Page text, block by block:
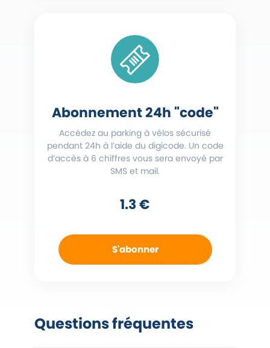
Abonnement 24h "code"
Accédez au parking à vélos sécurisé
pendant 24h à l’aide du digicode. Un code
d’accès à 6 chiffres vous sera envoyé par
SMS et mail.
1.3 €
S'abonner
Questions fréquentes